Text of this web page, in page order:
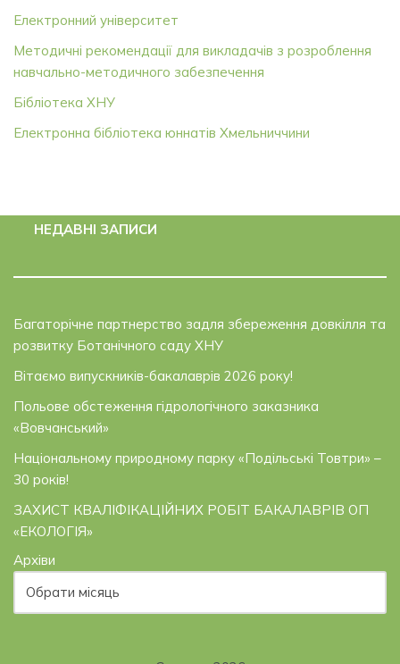
Електронний університет
Методичні рекомендації для викладачів з розроблення
навчально-методичного забезпечення
Бібліотека ХНУ
Електронна бібліотека юннатів Хмельниччини
НЕДАВНІ ЗАПИСИ
Багаторічне партнерство задля збереження довкілля та
розвитку Ботанічного саду ХНУ
Вітаємо випускників-бакалаврів 2026 року!
Польове обстеження гідрологічного заказника
«Вовчанський»
Національному природному парку «Подільські Товтри» –
30 років!
ЗАХИСТ КВАЛІФІКАЦІЙНИХ РОБІТ БАКАЛАВРІВ ОП
«ЕКОЛОГІЯ»
Архіви